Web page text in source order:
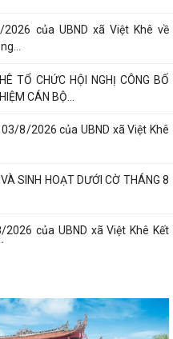
của UBND xã Việt Khê về
TỔ CHỨC HỘI NGHỊ CÔNG BỐ
CÁN BỘ...
8/2026 của UBND xã Việt Khê
SINH HOẠT DƯỚI CỜ THÁNG 8
của UBND xã Việt Khê Kết
với Công ty Cổ phần Tư Nông
BẾ MẠC LỚP BỒI DƯỠNG KIẾN